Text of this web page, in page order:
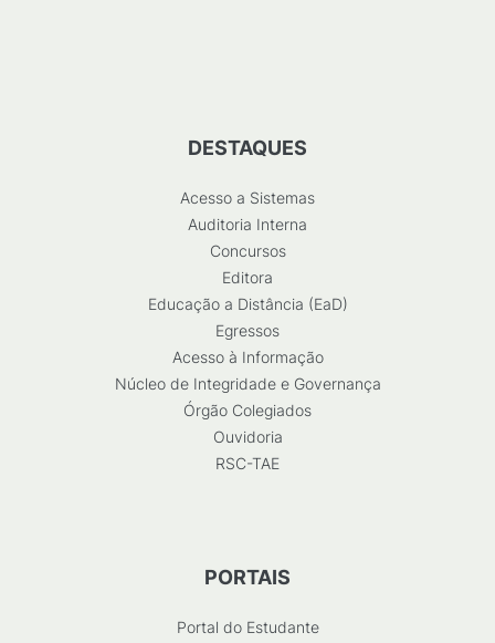
DESTAQUES
Acesso a Sistemas
Auditoria Interna
Concursos
Editora
Educação a Distância (EaD)
Egressos
Acesso à Informação
Núcleo de Integridade e Governança
Órgão Colegiados
Ouvidoria
RSC-TAE
PORTAIS
Portal do Estudante